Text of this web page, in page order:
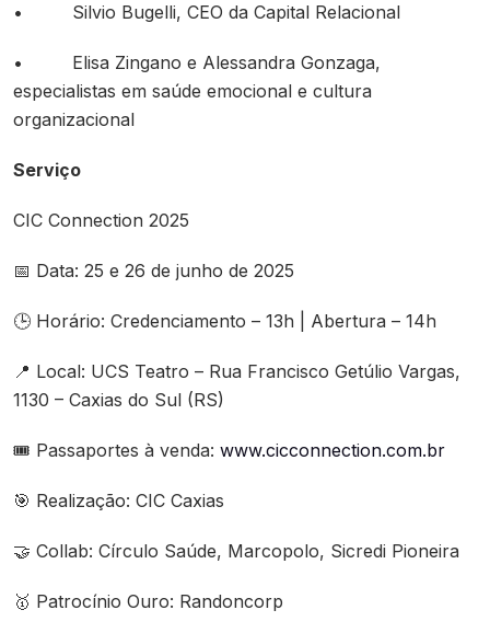
• Silvio Bugelli, CEO da Capital Relacional
• Elisa Zingano e Alessandra Gonzaga,
especialistas em saúde emocional e cultura
organizacional
Serviço
CIC Connection 2025
📅 Data: 25 e 26 de junho de 2025
🕒 Horário: Credenciamento – 13h | Abertura – 14h
📍 Local: UCS Teatro – Rua Francisco Getúlio Vargas,
1130 – Caxias do Sul (RS)
🎟️ Passaportes à venda: www.cicconnection.com.br
🎯 Realização: CIC Caxias
🤝 Collab: Círculo Saúde, Marcopolo, Sicredi Pioneira
🥇 Patrocínio Ouro: Randoncorp